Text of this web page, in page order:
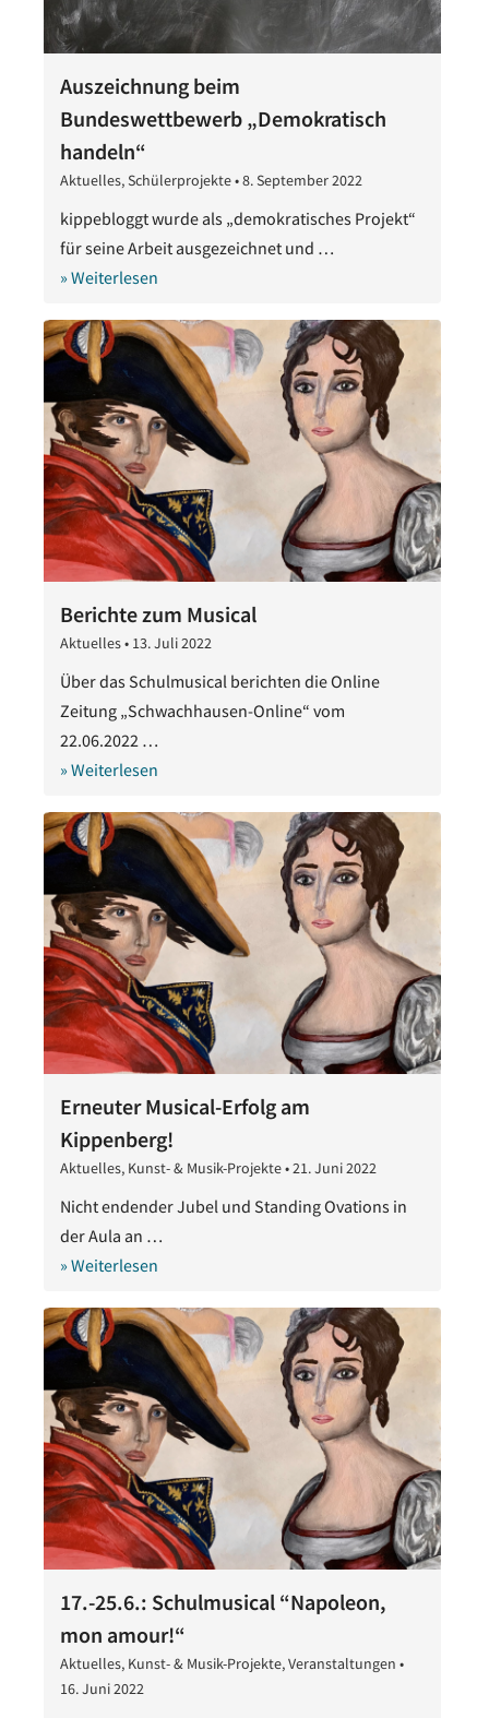
Auszeichnung beim
Bundeswettbewerb „Demokratisch
handeln“
Aktuelles,Schülerprojekte•8. September 2022
2022
kippebloggt wurde als „demokratisches Projekt“
für seine Arbeit ausgezeichnet und …
» Weiterlesen
Berichte zum Musical
Aktuelles• 13. Juli 2022
2022
Über das Schulmusical berichten die Online
Zeitung „Schwachhausen-Online“ vom
22.06.2022 …
» Weiterlesen
Erneuter Musical-Erfolg am
Kippenberg!
Aktuelles, Kunst- & Musik-Projekte•21. Juni 2022
2022
Nicht endender Jubel und Standing Ovations in
der Aula an …
» Weiterlesen
17.-25.6.: Schulmusical “Napoleon,
mon amour!“
Aktuelles, Kunst- & Musik-Projekte,Veranstaltungen •
16. Juni 2022